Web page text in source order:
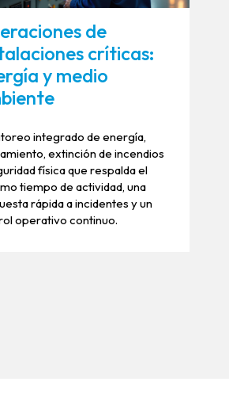
de
críticas:
y medio
integrado de energía,
extinción de incendios
física que respalda el
tiempo de actividad, una
rápida a incidentes y un
operativo continuo.